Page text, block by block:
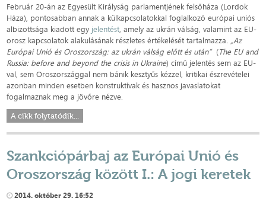
Február 20-án az Egyesült Királyság parlamentjének felsőháza (Lordok
Háza), pontosabban annak a külkapcsolatokkal foglalkozó európai uniós
albizottsága kiadott egy jelentést, amely az ukrán válság, valamint az EU-
orosz kapcsolatok alakulásának részletes értékelését tartalmazza. „Az
Európai Unió és Oroszország: az ukrán válság előtt és után”(The EU and
Russia: before and beyond the crisis in Ukraine) című jelentés sem az EU-
val, sem Oroszországgal nem bánik kesztyűs kézzel, kritikai észrevételei
azonban minden esetben konstruktívak és hasznos javaslatokat
fogalmaznak meg a jövőre nézve.
A cikk folytatódik...
Szankciópárbaj az Európai Unió és
Oroszország között I.: A jogi keretek
2014. október 29. 16:52